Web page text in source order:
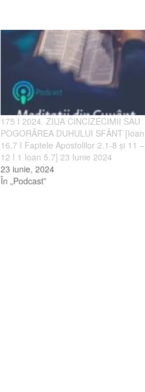
175 I 2024. ZIUA CINCIZECIMII SAU
POGORÂREA DUHULUI SFÂNT [Ioan
16.7 I Faptele Apostolilor 2.1-8 și 11 –
12 I 1 Ioan 5.7] 23 Iunie 2024
23 iunie, 2024
În „Podcast”